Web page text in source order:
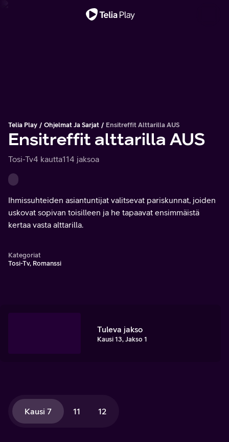
Telia Play Ohjelmat Ja Sarjat Ensitreffit Alttarilla AUS
Ensitreffit alttarilla AUS
Tosi-Tv4 kautta114 jaksoa
Ihmissuhteiden asiantuntijat valitsevat pariskunnat, joiden
uskovat sopivan toisilleen ja he tapaavat ensimmäistä
kertaa vasta alttarilla.
Kategoriat
Tosi-Tv, Romanssi
Tuleva jakso
Kausi 13, Jakso 1
Kausi 7 11 12